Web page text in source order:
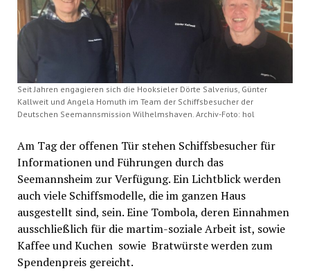
Seit Jahren engagieren sich die Hooksieler Dörte Salverius, Günter
Kallweit und Angela Homuth im Team der Schiffsbesucher der
Deutschen Seemannsmission Wilhelmshaven. Archiv-Foto: hol
Am Tag der offenen Tür stehen Schiffsbesucher für
Informationen und Führungen durch das
Seemannsheim zur Verfügung. Ein Lichtblick werden
auch viele Schiffsmodelle, die im ganzen Haus
ausgestellt sind, sein. Eine Tombola, deren Einnahmen
ausschließlich für die martim-soziale Arbeit ist, sowie
Kaffee und Kuchen sowie Bratwürste werden zum
Spendenpreis gereicht.